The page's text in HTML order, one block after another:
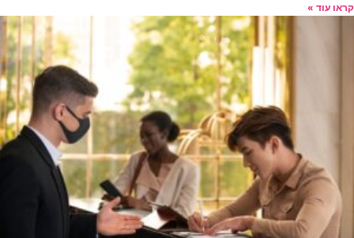
קראו עוד »